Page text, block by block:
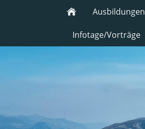
Ausbildungen
Infotage/Vorträge